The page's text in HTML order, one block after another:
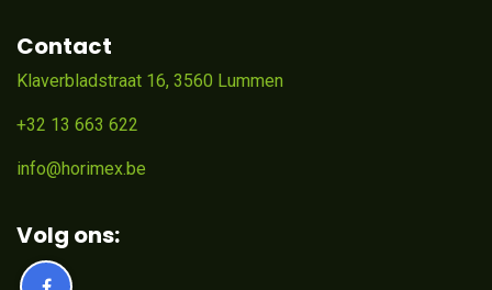
Contact
Klaverbladstraat 16, 3560 Lummen
+32 13 663 622
info@horimex.be
Volg ons: